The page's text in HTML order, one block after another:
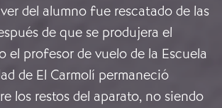
del alumno fue rescatado de las
de que se produjera el
el profesor de vuelo de la Escuela
de El Carmolí permaneció
los restos del aparato, no siendo